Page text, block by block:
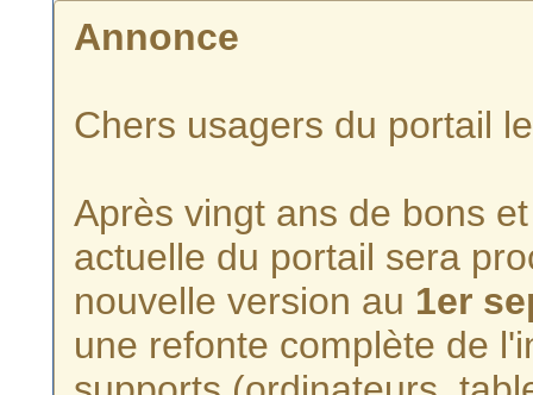
Annonce
Chers usagers du portail
Après vingt ans de bons
actuelle du portail sera
nouvelle version au 1er
une refonte complète de